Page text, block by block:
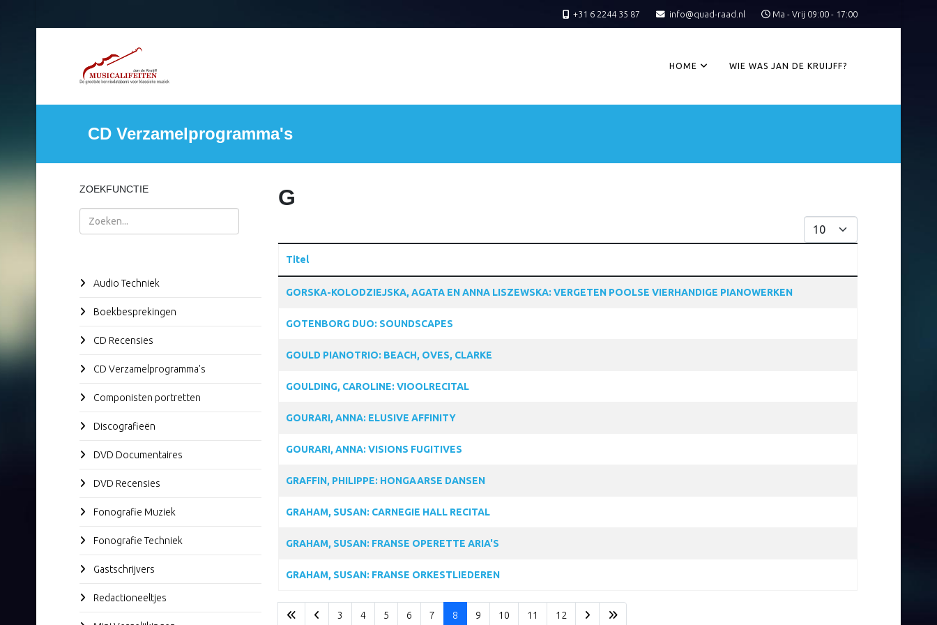
+31 6 2244 35 87 info@quad-raad.nl Ma - Vrij 09:00 - 17:00
HOME WIE WAS JAN DE KRUIJFF?
CD Verzamelprogramma's
ZOEKFUNCTIE
Zoeken
Audio Techniek
Boekbesprekingen
CD Recensies
CD Verzamelprogramma's
Componisten portretten
Discografieën
DVD Documentaires
DVD Recensies
Fonografie Muziek
Fonografie Techniek
Gastschrijvers
Redactioneeltjes
G
Toon #
Titel
GORSKA-KOLODZIEJSKA, AGATA EN ANNA LISZEWSKA: VERGETEN POOLSE VIERHANDIGE PIANOWERKEN
GOTENBORG DUO: SOUNDSCAPES
GOULD PIANOTRIO: BEACH, OVES, CLARKE
GOULDING, CAROLINE: VIOOLRECITAL
GOURARI, ANNA: ELUSIVE AFFINITY
GOURARI, ANNA: VISIONS FUGITIVES
GRAFFIN, PHILIPPE: HONGAARSE DANSEN
GRAHAM, SUSAN: CARNEGIE HALL RECITAL
GRAHAM, SUSAN: FRANSE OPERETTE ARIA'S
GRAHAM, SUSAN: FRANSE ORKESTLIEDEREN
3 4 5 6 7 8 9 10 11 12